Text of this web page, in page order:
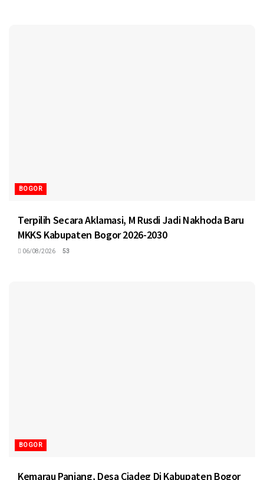
BOGOR
Terpilih Secara Aklamasi, M Rusdi Jadi Nakhoda Baru
MKKS Kabupaten Bogor 2026-2030
06/08/2026 53
BOGOR
Kemarau Panjang, Desa Ciadeg Di Kabupaten Bogor